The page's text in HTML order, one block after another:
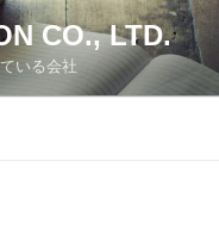
CO., LTD.
いる会社